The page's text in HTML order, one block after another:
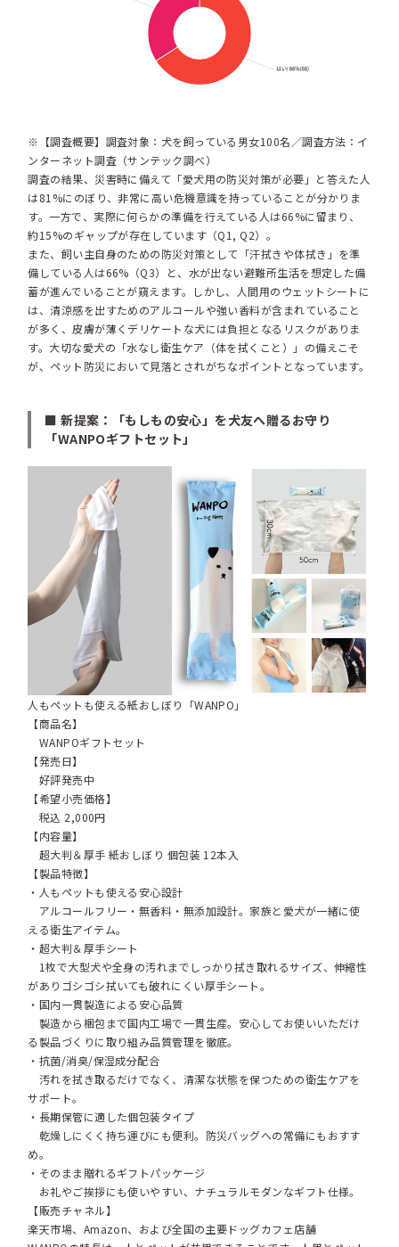
※【調査概要】調査対象：犬を飼っている男女100名／調査方法：イ
ンターネット調査（サンテック調べ）
調査の結果、災害時に備えて「愛犬用の防災対策が必要」と答えた人
は81%にのぼり、非常に高い危機意識を持っていることが分かりま
す。一方で、実際に何らかの準備を行えている人は66%に留まり、
約15%のギャップが存在しています（Q1, Q2）。
また、飼い主自身のための防災対策として「汗拭きや体拭き」を準
備している人は66%（Q3）と、水が出ない避難所生活を想定した備
蓄が進んでいることが窺えます。しかし、人間用のウェットシートに
は、清涼感を出すためのアルコールや強い香料が含まれていること
が多く、皮膚が薄くデリケートな犬には負担となるリスクがありま
す。大切な愛犬の「水なし衛生ケア（体を拭くこと）」の備えこそ
が、ペット防災において見落とされがちなポイントとなっています。
■ 新提案：「もしもの安心」を犬友へ贈るお守り
「WANPOギフトセット」
人もペットも使える紙おしぼり「WANPO」
【商品名】
WANPOギフトセット
【発売日】
好評発売中
【希望小売価格】
税込 2,000円
【内容量】
超大判＆厚手 紙おしぼり 個包装 12本入
【製品特徴】
・人もペットも使える安心設計
アルコールフリー・無香料・無添加設計。家族と愛犬が一緒に使
える衛生アイテム。
・超大判＆厚手シート
1枚で大型犬や全身の汚れまでしっかり拭き取れるサイズ、伸縮性
がありゴシゴシ拭いても破れにくい厚手シート。
・国内一貫製造による安心品質
製造から梱包まで国内工場で一貫生産。安心してお使いいただけ
る製品づくりに取り組み品質管理を徹底。
・抗菌/消臭/保湿成分配合
汚れを拭き取るだけでなく、清潔な状態を保つための衛生ケアを
サポート。
・長期保管に適した個包装タイプ
乾燥しにくく持ち運びにも便利。防災バッグへの常備にもおすす
め。
・そのまま贈れるギフトパッケージ
お礼やご挨拶にも使いやすい、ナチュラルモダンなギフト仕様。
【販売チャネル】
楽天市場、Amazon、および全国の主要ドッグカフェ店舗